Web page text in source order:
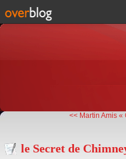
<< Martin Amis
le Secret de